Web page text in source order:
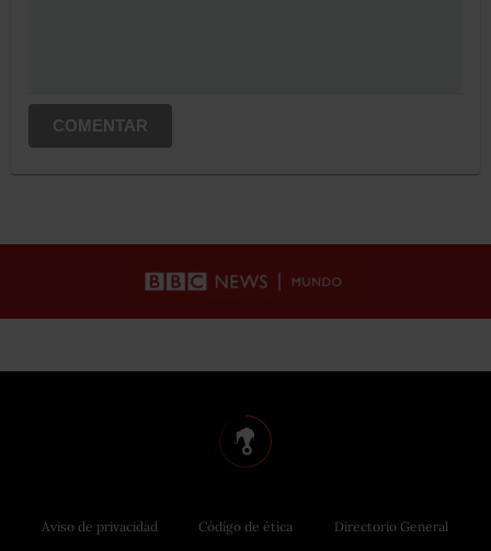
COMENTAR
Aviso de privacidad Código de ética Directorio General